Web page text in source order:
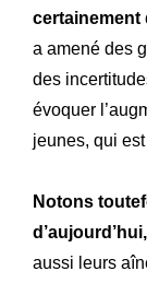
certainement
a amené des
des
évoquer
jeunes, qui
Notons
d’aujourd’hui,
aussi leurs